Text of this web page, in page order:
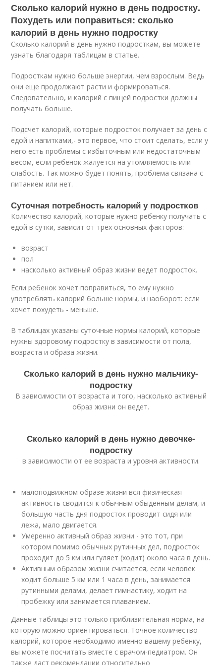
Сколько калорий нужно в день подростку.
Похудеть или поправиться: сколько
калорий в день нужно подростку
Сколько калорий в день нужно подросткам, вы можете
узнать благодаря таблицам в статье.
Подросткам нужно больше энергии, чем взрослым. Ведь
они еще продолжают расти и формироваться.
Следовательно, и калорий с пищей подростки должны
получать больше.
Подсчет калорий, которые подросток получает за день с
едой и напитками,- это первое, что стоит сделать, если у
него есть проблемы с избыточным или недостаточным
весом, если ребенок жалуется на утомляемость или
слабость. Так можно будет понять, проблема связана с
питанием или нет.
Суточная потребность калорий у подростков
Количество калорий, которые нужно ребенку получать с
едой в сутки, зависит от трех основных факторов:
возраст
пол
насколько активный образ жизни ведет подросток.
Если ребенок хочет поправиться, то ему нужно
употреблять калорий больше нормы, и наоборот: если
хочет похудеть - меньше.
В таблицах указаны суточные нормы калорий, которые
нужны здоровому подростку в зависимости от пола,
возраста и образа жизни.
Сколько калорий в день нужно мальчику-
подростку
В зависимости от возраста и того, насколько активный
образ жизни он ведет.
Сколько калорий в день нужно девочке-
подростку
в зависимости от ее возраста и уровня активности.
малоподвижном образе жизни вся физическая
активность сводится к обычным обыденным делам, и
большую часть дня подросток проводит сидя или
лежа, мало двигается.
Умеренно активный образ жизни - это тот, при
котором помимо обычных рутинных дел, подросток
проходит до 5 км или гуляет (ходит) около часа в день.
Активным образом жизни считается, если человек
ходит больше 5 км или 1 часа в день, занимается
рутинными делами, делает гимнастику, ходит на
пробежку или занимается плаванием.
Данные таблицы это только приблизительная норма, на
которую можно ориентироваться. Точное количество
калорий, которое необходимо именно вашему ребенку,
вы можете посчитать вместе с врачом-педиатром. Он
также даст рекомендации относительно